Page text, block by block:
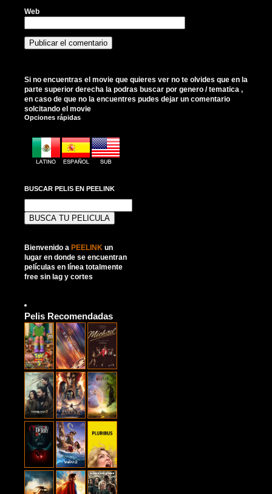
Web
Si no encuentras el movie que quieres ver no te olvides que en la
parte superior derecha la podras buscar por genero / tematica ,
en caso de que no la encuentres pudes dejar un comentario
solcitando el movie
Opciones rápidas
BUSCAR PELIS EN PEELINK
Bienvenido a PEELINK un
lugar en donde se encuentran
películas en línea totalmente
free sin lag y cortes
Pelis Recomendadas